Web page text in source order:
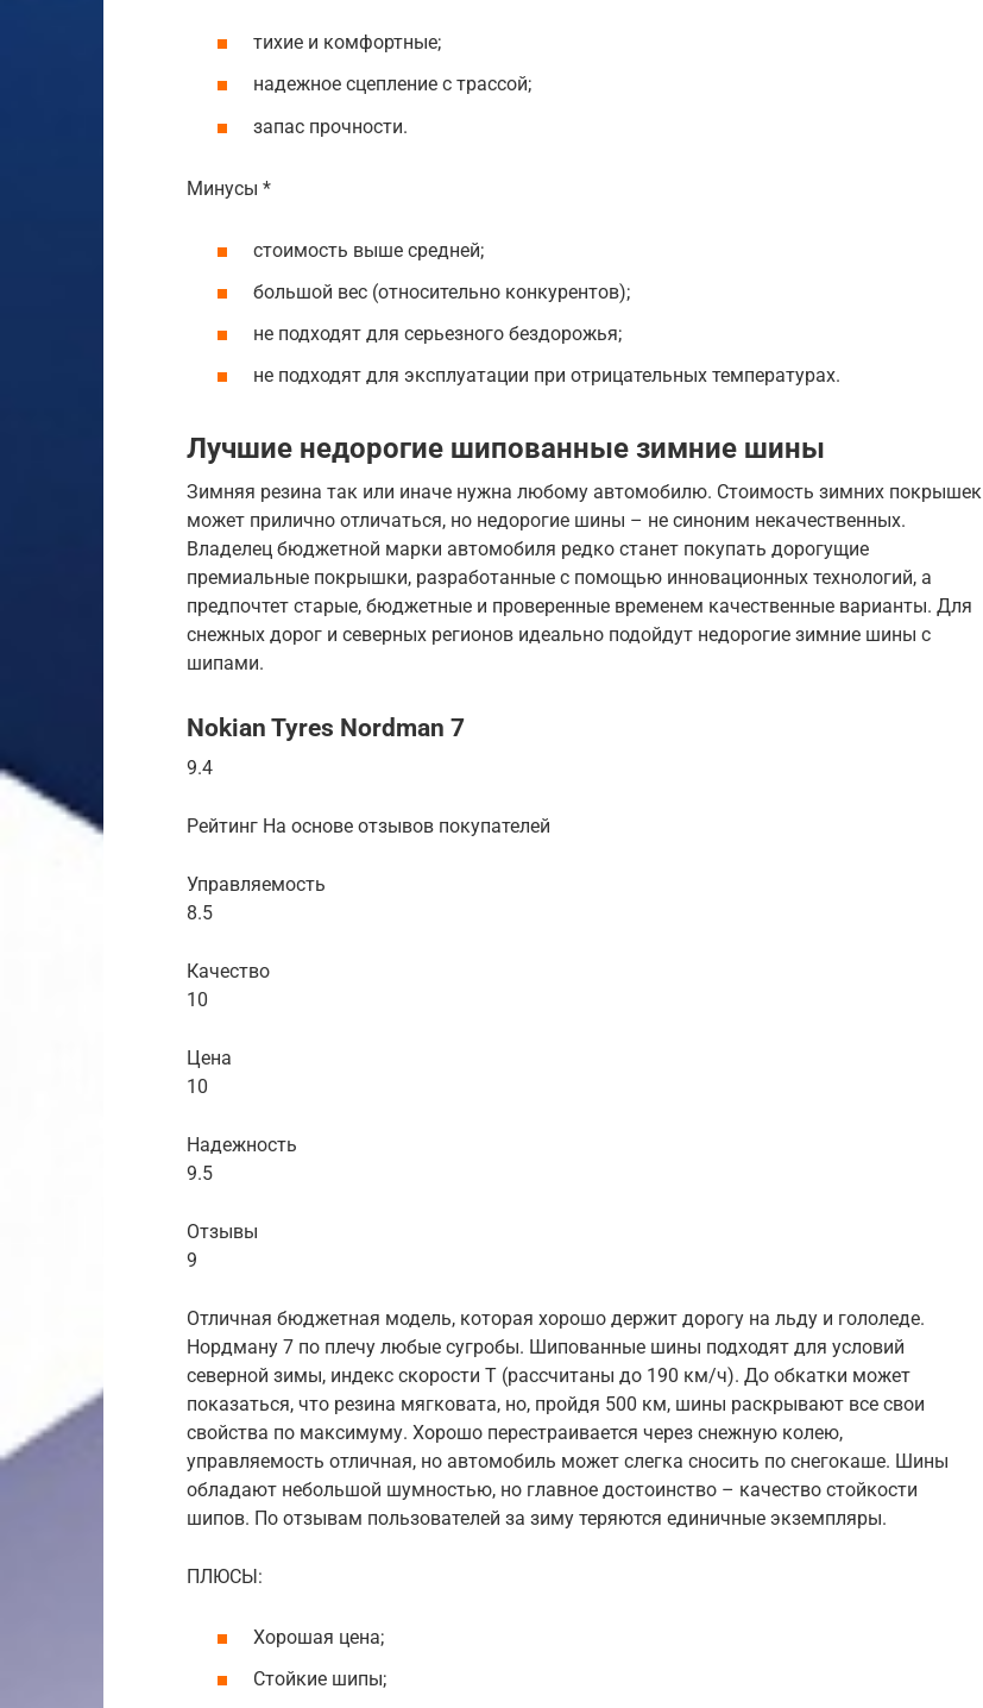
тихие и комфортные;
надежное сцепление с трассой;
запас прочности.
Минусы *
стоимость выше средней;
большой вес (относительно конкурентов);
не подходят для серьезного бездорожья;
не подходят для эксплуатации при отрицательных температурах.
Лучшие недорогие шипованные зимние шины
Зимняя резина так или иначе нужна любому автомобилю. Стоимость зимних покрышек
может прилично отличаться, но недорогие шины – не синоним некачественных.
Владелец бюджетной марки автомобиля редко станет покупать дорогущие
премиальные покрышки, разработанные с помощью инновационных технологий, а
предпочтет старые, бюджетные и проверенные временем качественные варианты. Для
снежных дорог и северных регионов идеально подойдут недорогие зимние шины с
шипами.
Nokian Tyres Nordman 7
9.4
Рейтинг На основе отзывов покупателей
Управляемость
8.5
Качество
10
Цена
10
Надежность
9.5
Отзывы
9
Отличная бюджетная модель, которая хорошо держит дорогу на льду и гололеде.
Нордману 7 по плечу любые сугробы. Шипованные шины подходят для условий
северной зимы, индекс скорости Т (рассчитаны до 190 км/ч). До обкатки может
показаться, что резина мягковата, но, пройдя 500 км, шины раскрывают все свои
свойства по максимуму. Хорошо перестраивается через снежную колею,
управляемость отличная, но автомобиль может слегка сносить по снегокаше. Шины
обладают небольшой шумностью, но главное достоинство – качество стойкости
шипов. По отзывам пользователей за зиму теряются единичные экземпляры.
ПЛЮСЫ:
Хорошая цена;
Стойкие шипы;